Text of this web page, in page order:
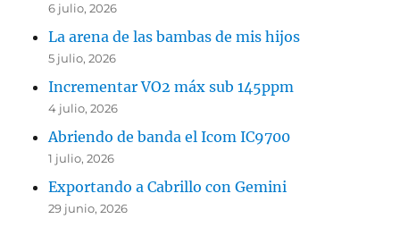
6 julio, 2026
La arena de las bambas de mis hijos
5 julio, 2026
Incrementar VO2 máx sub 145ppm
4 julio, 2026
Abriendo de banda el Icom IC9700
1 julio, 2026
Exportando a Cabrillo con Gemini
29 junio, 2026